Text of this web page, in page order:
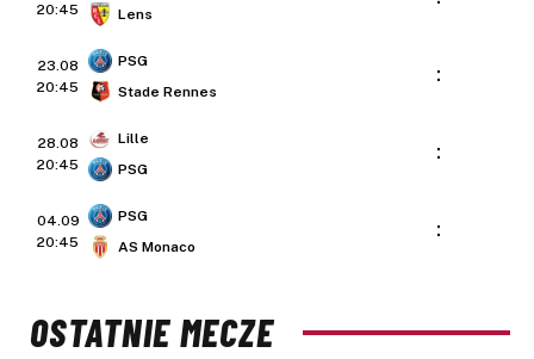
20:45 Lens
23.08
20:45
PSG
Stade Rennes
:
28.08
20:45
Lille
PSG
:
04.09
20:45
PSG
AS Monaco
:
OSTATNIE MECZE